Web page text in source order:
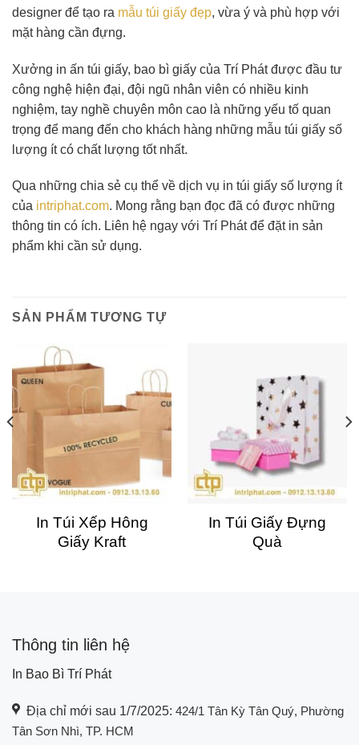
designer để tạo ra mẫu túi giấy đẹp, vừa ý và phù hợp với
mặt hàng cần đựng.
Xưởng in ấn túi giấy, bao bì giấy của Trí Phát được đầu tư
công nghệ hiện đại, đội ngũ nhân viên có nhiều kinh
nghiệm, tay nghề chuyên môn cao là những yếu tố quan
trọng để mang đến cho khách hàng những mẫu túi giấy số
lượng ít có chất lượng tốt nhất.
Qua những chia sẻ cụ thể về dịch vụ in túi giấy số lượng ít
của intriphat.com. Mong rằng bạn đọc đã có được những
thông tin có ích. Liên hệ ngay với Trí Phát để đặt in sản
phẩm khi cần sử dụng.
SẢN PHẨM TƯƠNG TỰ
In Túi Xếp Hông
Giấy Kraft
In Túi Giấy Đựng
Quà
Thông tin liên hệ
In Bao Bì Trí Phát
Địa chỉ mới sau 1/7/2025: 424/1 Tân Kỳ Tân Quý, Phường
Tân Sơn Nhì, TP. HCM